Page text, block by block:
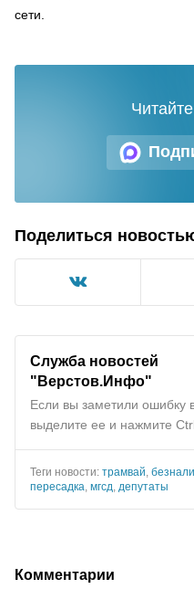
сети.
Поделиться
Служба новостей
"Верстов.Инфо"
Если вы заметили ошибку в
выделите ее и нажмите
Теги новости: трамвай
пересадка мгсд депутаты
Комментарии